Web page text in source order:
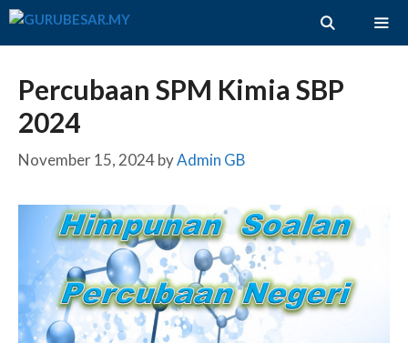
Skip
Percubaan SPM Kimia SBP
2024
November 15, 2024byAdmin GB